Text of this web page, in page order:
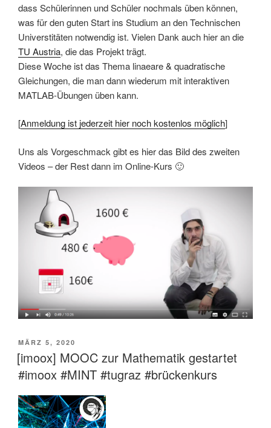
dass Schülerinnen und Schüler nochmals üben können,
was für den guten Start ins Studium an den Technischen
Universtitäten notwendig ist. Vielen Dank auch hier an die
TU Austria, die das Projekt trägt.
Diese Woche ist das Thema linaeare & quadratische
Gleichungen, die man dann wiederum mit interaktiven
MATLAB-Übungen üben kann.
[Anmeldung ist jederzeit hier noch kostenlos möglich]
Uns als Vorgeschmack gibt es hier das Bild des zweiten
Videos – der Rest dann im Online-Kurs 🙂
VERÖFFENTLICHT
AM
MÄRZ 5, 2020
[imoox] MOOC zur Mathematik gestartet
#imoox #MINT #tugraz #brückenkurs